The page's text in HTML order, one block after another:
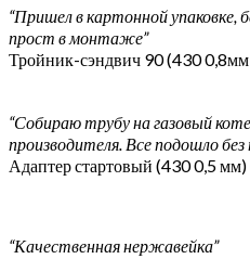
“Пришел в картонной упаковке,
прост в монтаже”
Тройник-сэндвич 90 (430
“Собираю трубу на газовый
производителя. Все подошло без
Адаптер стартовый (430 0,5
“Качественная нержавейка”